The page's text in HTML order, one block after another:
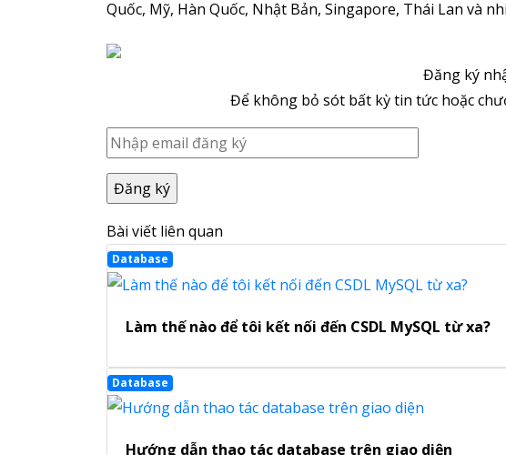
Quốc, Mỹ, Hàn Quốc, Nhật Bản, Singapore, Thái Lan và
Đăng ký
Để không bỏ sót bất kỳ tin tức hoặc
Bài viết liên quan
Database
Làm thế nào để tôi kết nối đến CSDL MySQL từ xa?
Database
Hướng dẫn thao tác database trên giao diện